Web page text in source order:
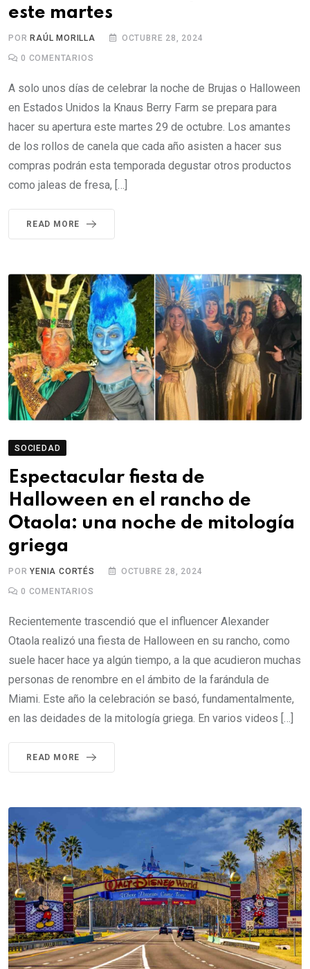
este martes
POR RAÚL MORILLA OCTUBRE 28, 2024
0 COMENTARIOS
A solo unos días de celebrar la noche de Brujas o Halloween
en Estados Unidos la Knaus Berry Farm se prepara para
hacer su apertura este martes 29 de octubre. Los amantes
de los rollos de canela que cada año asisten a hacer sus
compras podrán esta temporada degustar otros productos
como jaleas de fresa, […]
READ MORE
SOCIEDAD
Espectacular fiesta de
Halloween en el rancho de
Otaola: una noche de mitología
griega
PORYENIA CORTÉS OCTUBRE 28, 2024
0 COMENTARIOS
Recientemente trascendió que el influencer Alexander
Otaola realizó una fiesta de Halloween en su rancho, como
suele hacer hace ya algún tiempo, a la que acudieron muchas
personas de renombre en el ámbito de la farándula de
Miami. Este año la celebración se basó, fundamentalmente,
en las deidades de la mitología griega. En varios videos […]
READ MORE